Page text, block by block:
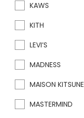
KAWS
KITH
LEVI’S
MADNESS
MAISON KITSUNE
MASTERMIND